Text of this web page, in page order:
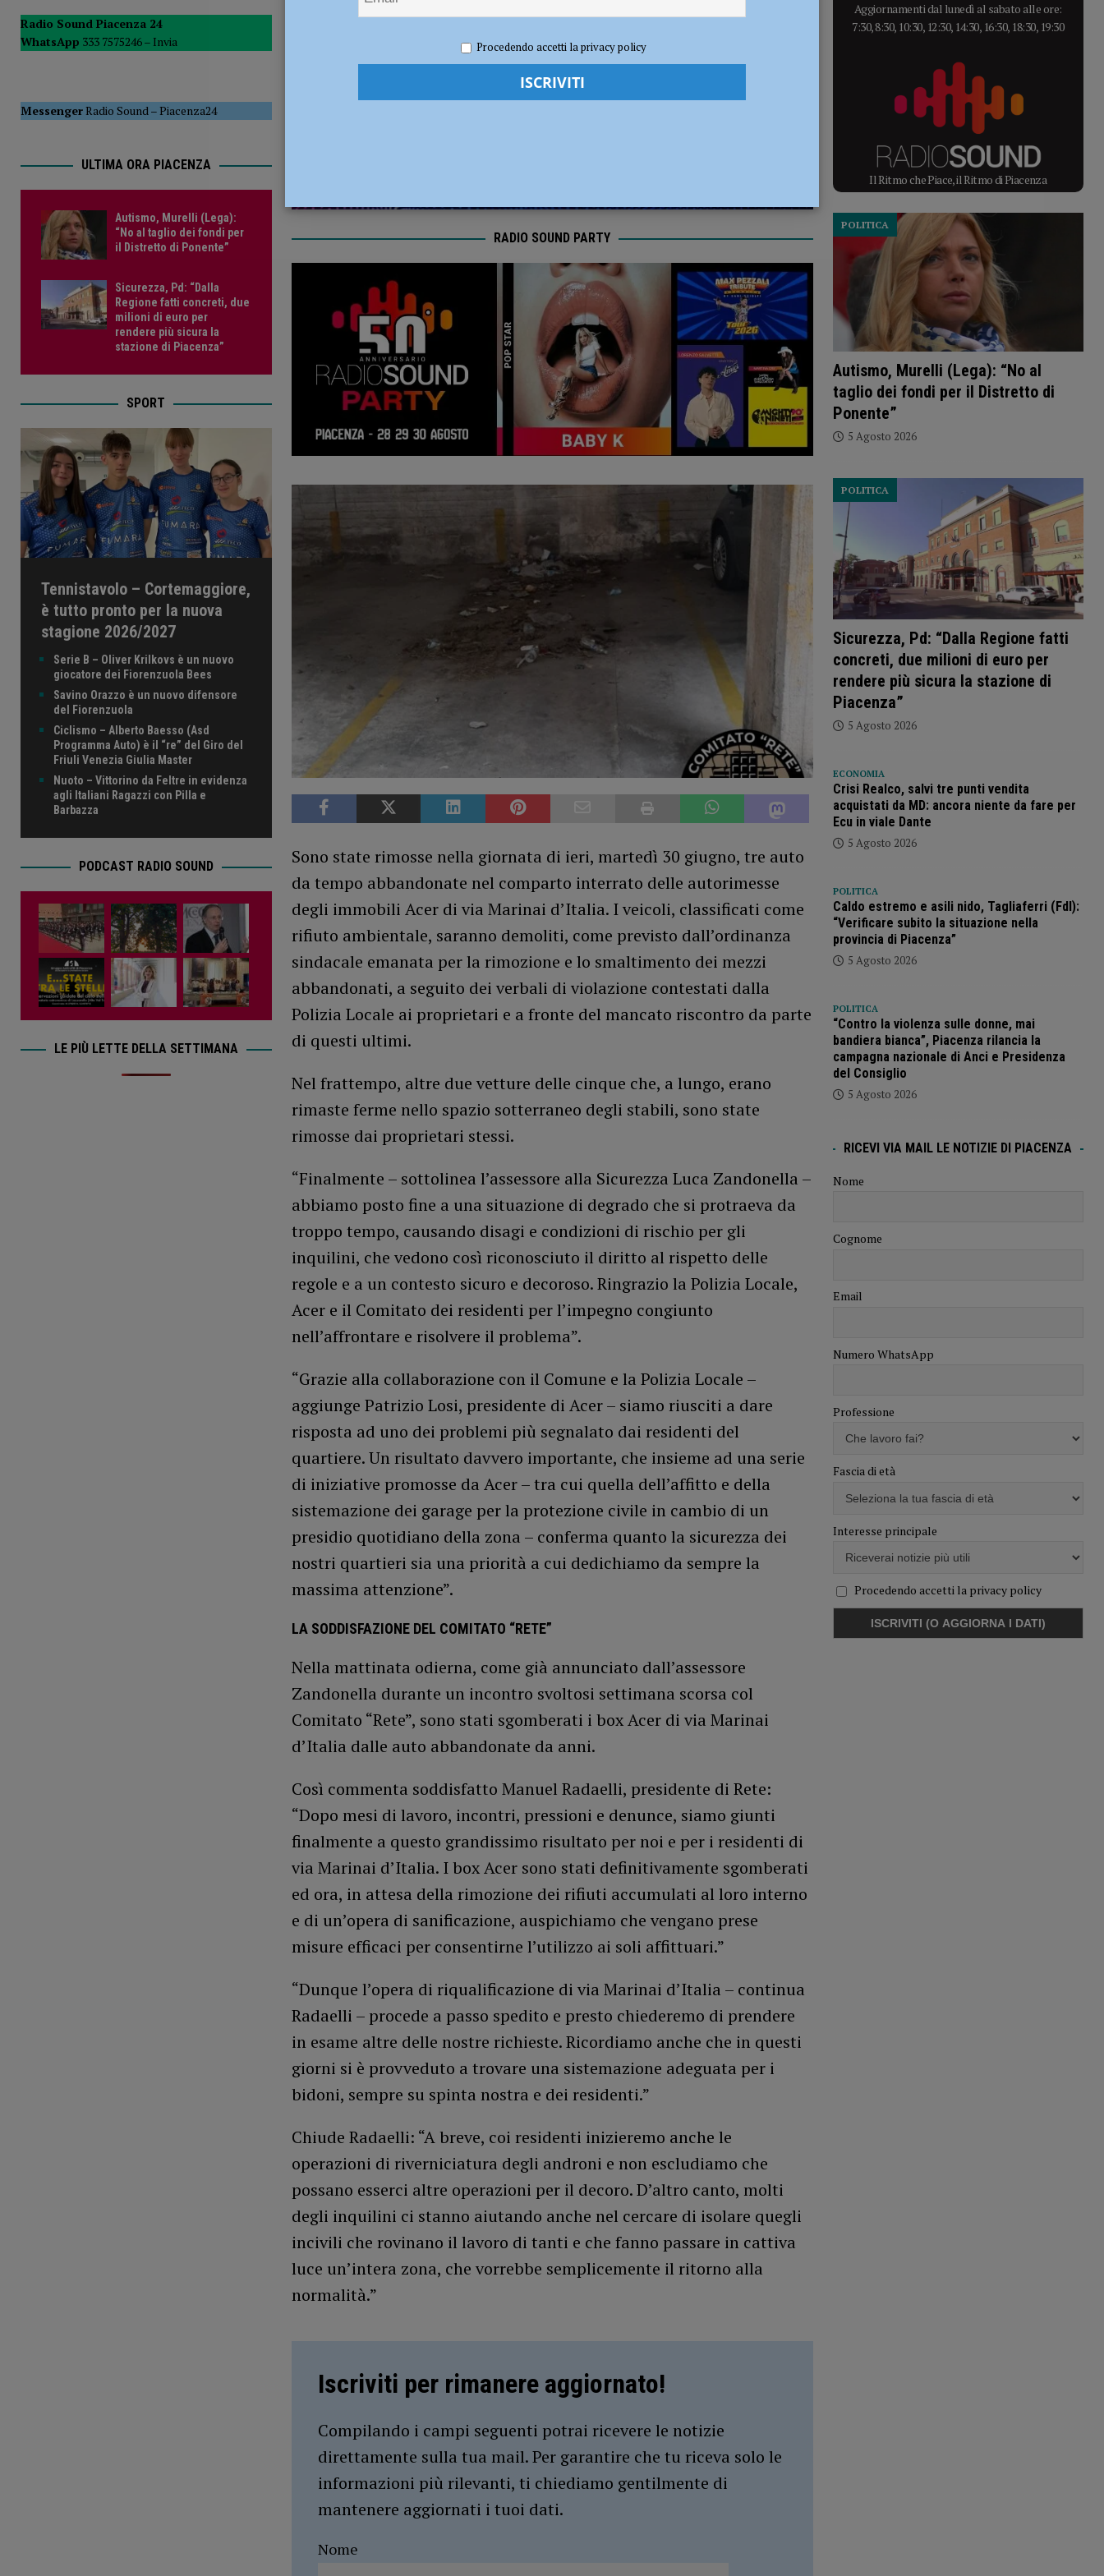
del Consiglio POLITICA
[ 5 Agosto 2026 ] La Sagra della Pasta Frolla a Pecorara: tradizione, divertimento e oltre 300 in cammino con le lanterne
Redazione FG Attualità
RADIO SOUND PARTY
Sono state rimosse nella giornata di ieri, martedì 30 giugno, tre auto
da tempo abbandonate nel comparto interrato delle autorimesse
degli immobili Acer di via Marinai d’Italia. I veicoli, classificati come
rifiuto ambientale, saranno demoliti, come previsto dall’ordinanza
sindacale emanata per la rimozione e lo smaltimento dei mezzi
abbandonati, a seguito dei verbali di violazione contestati dalla
Polizia Locale ai proprietari e a fronte del mancato riscontro da parte
di questi ultimi.
Nel frattempo, altre due vetture delle cinque che, a lungo, erano
rimaste ferme nello spazio sotterraneo degli stabili, sono state
rimosse dai proprietari stessi.
“Finalmente – sottolinea l’assessore alla Sicurezza Luca Zandonella –
abbiamo posto fine a una situazione di degrado che si protraeva da
troppo tempo, causando disagi e condizioni di rischio per gli
inquilini, che vedono così riconosciuto il diritto al rispetto delle
regole e a un contesto sicuro e decoroso. Ringrazio la Polizia Locale,
Acer e il Comitato dei residenti per l’impegno congiunto
nell’affrontare e risolvere il problema”.
“Grazie alla collaborazione con il Comune e la Polizia Locale –
aggiunge Patrizio Losi, presidente di Acer – siamo riusciti a dare
risposta ad uno dei problemi più segnalato dai residenti del
quartiere. Un risultato davvero importante, che insieme ad una serie
di iniziative promosse da Acer – tra cui quella dell’affitto e della
sistemazione dei garage per la protezione civile in cambio di un
presidio quotidiano della zona – conferma quanto la sicurezza dei
nostri quartieri sia una priorità a cui dedichiamo da sempre la
massima attenzione”.
LA SODDISFAZIONE DEL COMITATO “RETE”
Nella mattinata odierna, come già annunciato dall’assessore
Zandonella durante un incontro svoltosi settimana scorsa col
Comitato “Rete”, sono stati sgomberati i box Acer di via Marinai
d’Italia dalle auto abbandonate da anni.
Così commenta soddisfatto Manuel Radaelli, presidente di Rete:
“Dopo mesi di lavoro, incontri, pressioni e denunce, siamo giunti
finalmente a questo grandissimo risultato per noi e per i residenti di
via Marinai d’Italia. I box Acer sono stati definitivamente sgomberati
ed ora, in attesa della rimozione dei rifiuti accumulati al loro interno
e di un’opera di sanificazione, auspichiamo che vengano prese
misure efficaci per consentirne l’utilizzo ai soli affittuari.”
“Dunque l’opera di riqualificazione di via Marinai d’Italia – continua
Radaelli – procede a passo spedito e presto chiederemo di prendere
in esame altre delle nostre richieste. Ricordiamo anche che in questi
giorni si è provveduto a trovare una sistemazione adeguata per i
bidoni, sempre su spinta nostra e dei residenti.”
Chiude Radaelli: “A breve, coi residenti inizieremo anche le
operazioni di riverniciatura degli androni e non escludiamo che
possano esserci altre operazioni per il decoro. D’altro canto, molti
degli inquilini ci stanno aiutando anche nel cercare di isolare quegli
incivili che rovinano il lavoro di tanti e che fanno passare in cattiva
luce un’intera zona, che vorrebbe semplicemente il ritorno alla
normalità.”
Iscriviti per rimanere aggiornato!
Compilando i campi seguenti potrai ricevere le notizie
direttamente sulla tua mail. Per garantire che tu riceva solo le
informazioni più rilevanti, ti chiediamo gentilmente di
mantenere aggiornati i tuoi dati.
Nome
Radio Sound Piacenza 24
WhatsApp 333 7575246 – Invia
MessengerRadio Sound–Piacenza24
ULTIMA ORA PIACENZA
Autismo, Murelli (Lega):
“No al taglio dei fondi per
il Distretto di Ponente”
Sicurezza, Pd: “Dalla
Regione fatti concreti, due
milioni di euro per
rendere più sicura la
stazione di Piacenza”
SPORT
Tennistavolo – Cortemaggiore,
è tutto pronto per la nuova
stagione 2026/2027
Serie B – Oliver Krilkovs è un nuovo
giocatore dei Fiorenzuola Bees
Savino Orazzo è un nuovo difensore
del Fiorenzuola
Ciclismo – Alberto Baesso (Asd
Programma Auto) è il “re” del Giro del
Friuli Venezia Giulia Master
Nuoto – Vittorino da Feltre in evidenza
agli Italiani Ragazzi con Pilla e
Barbazza
PODCAST RADIO SOUND
LE PIÙ LETTE DELLA SETTIMANA
Aggiornamenti dal lunedì al sabato alle ore:
7:30, 8:30, 10:30, 12:30, 14:30, 16:30, 18:30, 19:30
Il Ritmo che Piace, il Ritmo di Piacenza
Autismo, Murelli (Lega): “No al
taglio dei fondi per il Distretto di
Ponente”
POLITICA
5 Agosto 2026
Sicurezza, Pd: “Dalla Regione fatti
concreti, due milioni di euro per
rendere più sicura la stazione di
Piacenza”
POLITICA
5 Agosto 2026
ECONOMIA
Crisi Realco, salvi tre punti vendita
acquistati da MD: ancora niente da fare per
Ecu in viale Dante
5 Agosto 2026
POLITICA
Caldo estremo e asili nido, Tagliaferri (FdI):
“Verificare subito la situazione nella
provincia di Piacenza”
5 Agosto 2026
POLITICA
“Contro la violenza sulle donne, mai
bandiera bianca”, Piacenza rilancia la
campagna nazionale di Anci e Presidenza
del Consiglio
5 Agosto 2026
RICEVI VIA MAIL LE NOTIZIE DI PIACENZA
Nome
Cognome
Email
Numero WhatsApp
Professione
Fascia di età
Interesse principale
Procedendo accetti la privacy policy
Procedendo accetti la privacy policy